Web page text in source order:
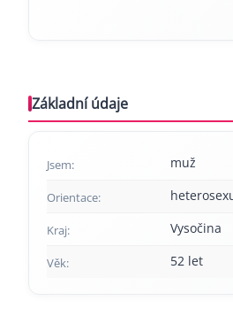
Základní údaje
Jsem: muž
Orientace:
Kraj: Vysočina
Věk: 52 let